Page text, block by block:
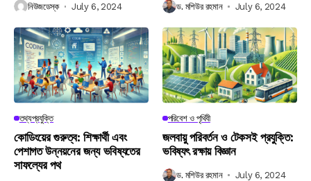
নিউজডেস্ক July 6, 2024 ড. মশিউর রহমান July 6, 2024
তথ্যপ্রযুক্তি
কোডিংয়ের গুরুত্ব: শিক্ষার্থী এবং
পেশাগত উন্নয়নের জন্য ভবিষ্যতের
সাফল্যের পথ
পরিবেশ ও পৃথিবী
জলবায়ু পরিবর্তন ও টেকসই প্রযুক্তি:
ভবিষ্যৎ রক্ষায় বিজ্ঞান
ড. মশিউর রহমান July 6, 2024